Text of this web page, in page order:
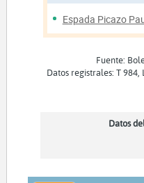
Espada Picazo
Fuente:
Datos registrales: T 984,
Datos